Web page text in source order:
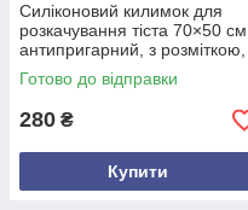
Силіконовий килимок для
розкачування тіста 70×50 см,
антипригарний, з розміткою,
термостійкий, міцний,
багаторазовий, для випіканн
Готово до відправки
280 ₴
Купити